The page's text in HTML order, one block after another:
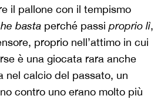
il pallone con il tempismo
basta perché passi proprio lì,
proprio nell’attimo in cui
è una giocata rara anche
nel calcio del passato, un
contro uno erano molto più